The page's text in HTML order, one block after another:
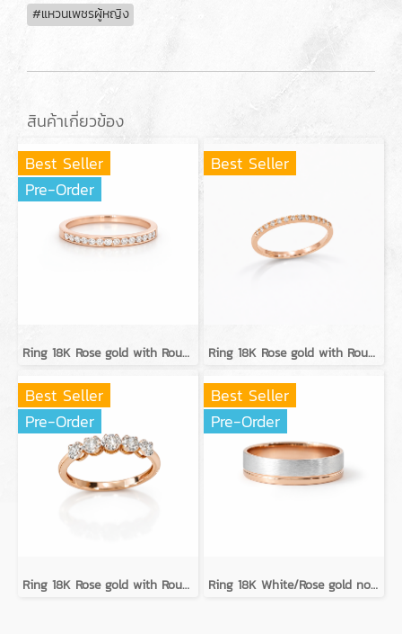
#แหวนเพชรผู้หญิง
สินค้าเกี่ยวข้อง
Best Seller
Pre-Order
Ring 18K Rose gold with Round Diamond
Best Seller
Ring 18K Rose gold with Round Diamond
Best Seller
Pre-Order
Ring 18K Rose gold with Round Diamond
Best Seller
Pre-Order
Ring 18K White/Rose gold no diamond